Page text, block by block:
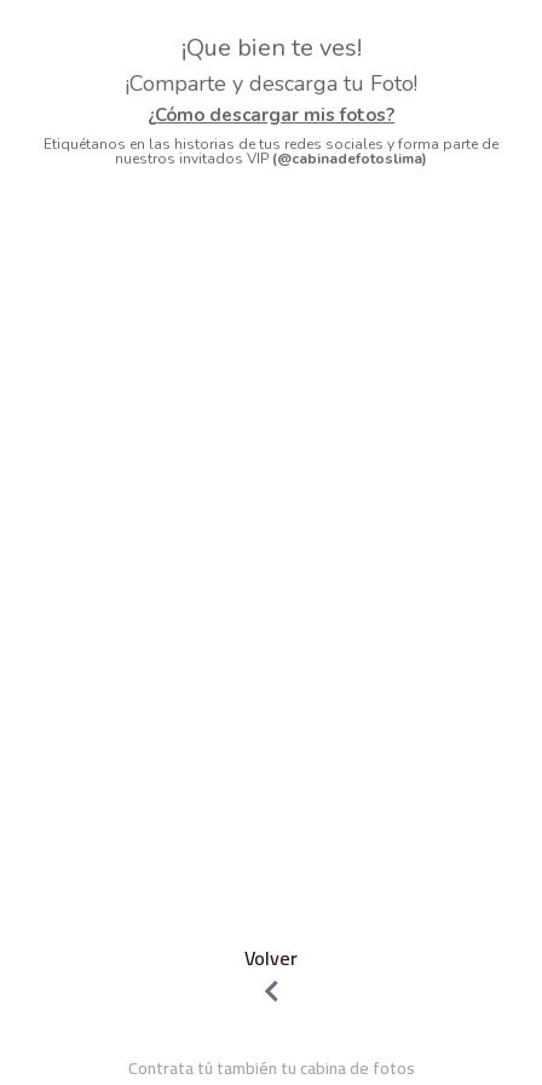
¡Que bien te ves!
¡Comparte y descarga tu Foto!
¿Cómo descargar mis fotos?
Etiquétanos en las historias de tus redes sociales y forma parte de
nuestros invitados VIP (@cabinadefotoslima)
Volver
Contrata tú también tu cabina de fotos